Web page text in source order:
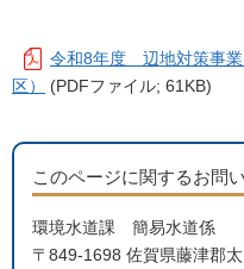
令和8年度 辺地対策事
区）
(PDFファイル; 61KB)
このページに関するお問
環境水道課 簡易水道係
〒849-1698 佐賀県藤津郡